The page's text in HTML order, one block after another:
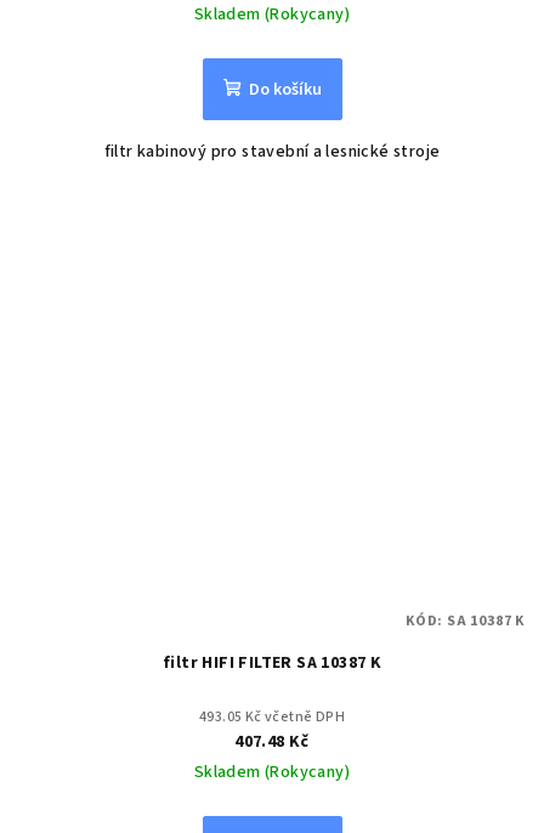
Skladem (Rokycany)
Do košíku
filtr kabinový pro stavební a lesnické stroje
filtr HIFI FILTER SA 10387 K
493.05 Kč včetně DPH
407.48 Kč
Skladem (Rokycany)
KÓD: SA 10387 K